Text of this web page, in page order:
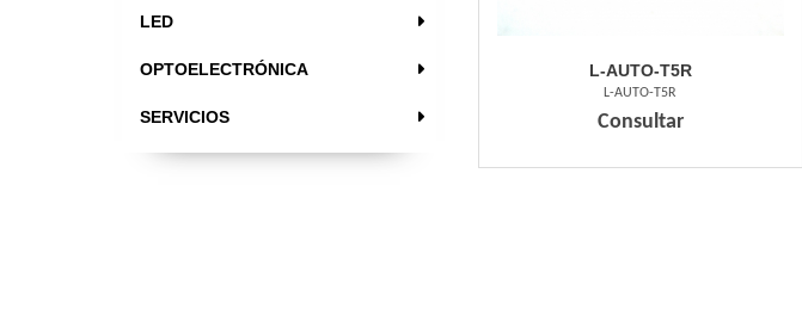
LED
OPTOELECTRÓNICA
SERVICIOS
L-AUTO-T5R
L-AUTO-T5R
Consultar